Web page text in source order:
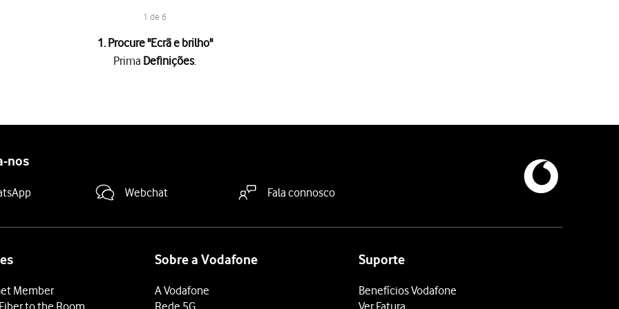
1 de 6
1. Procure "Ecrã e brilho"
Prima Definições.
o dedo de baixo para cima
nos
Webchat Fala connosco
Member
to the Room
Sobre a Vodafone
A Vodafone
Rede 5G
Suporte
Benefícios Vodafone
Ver Fatura